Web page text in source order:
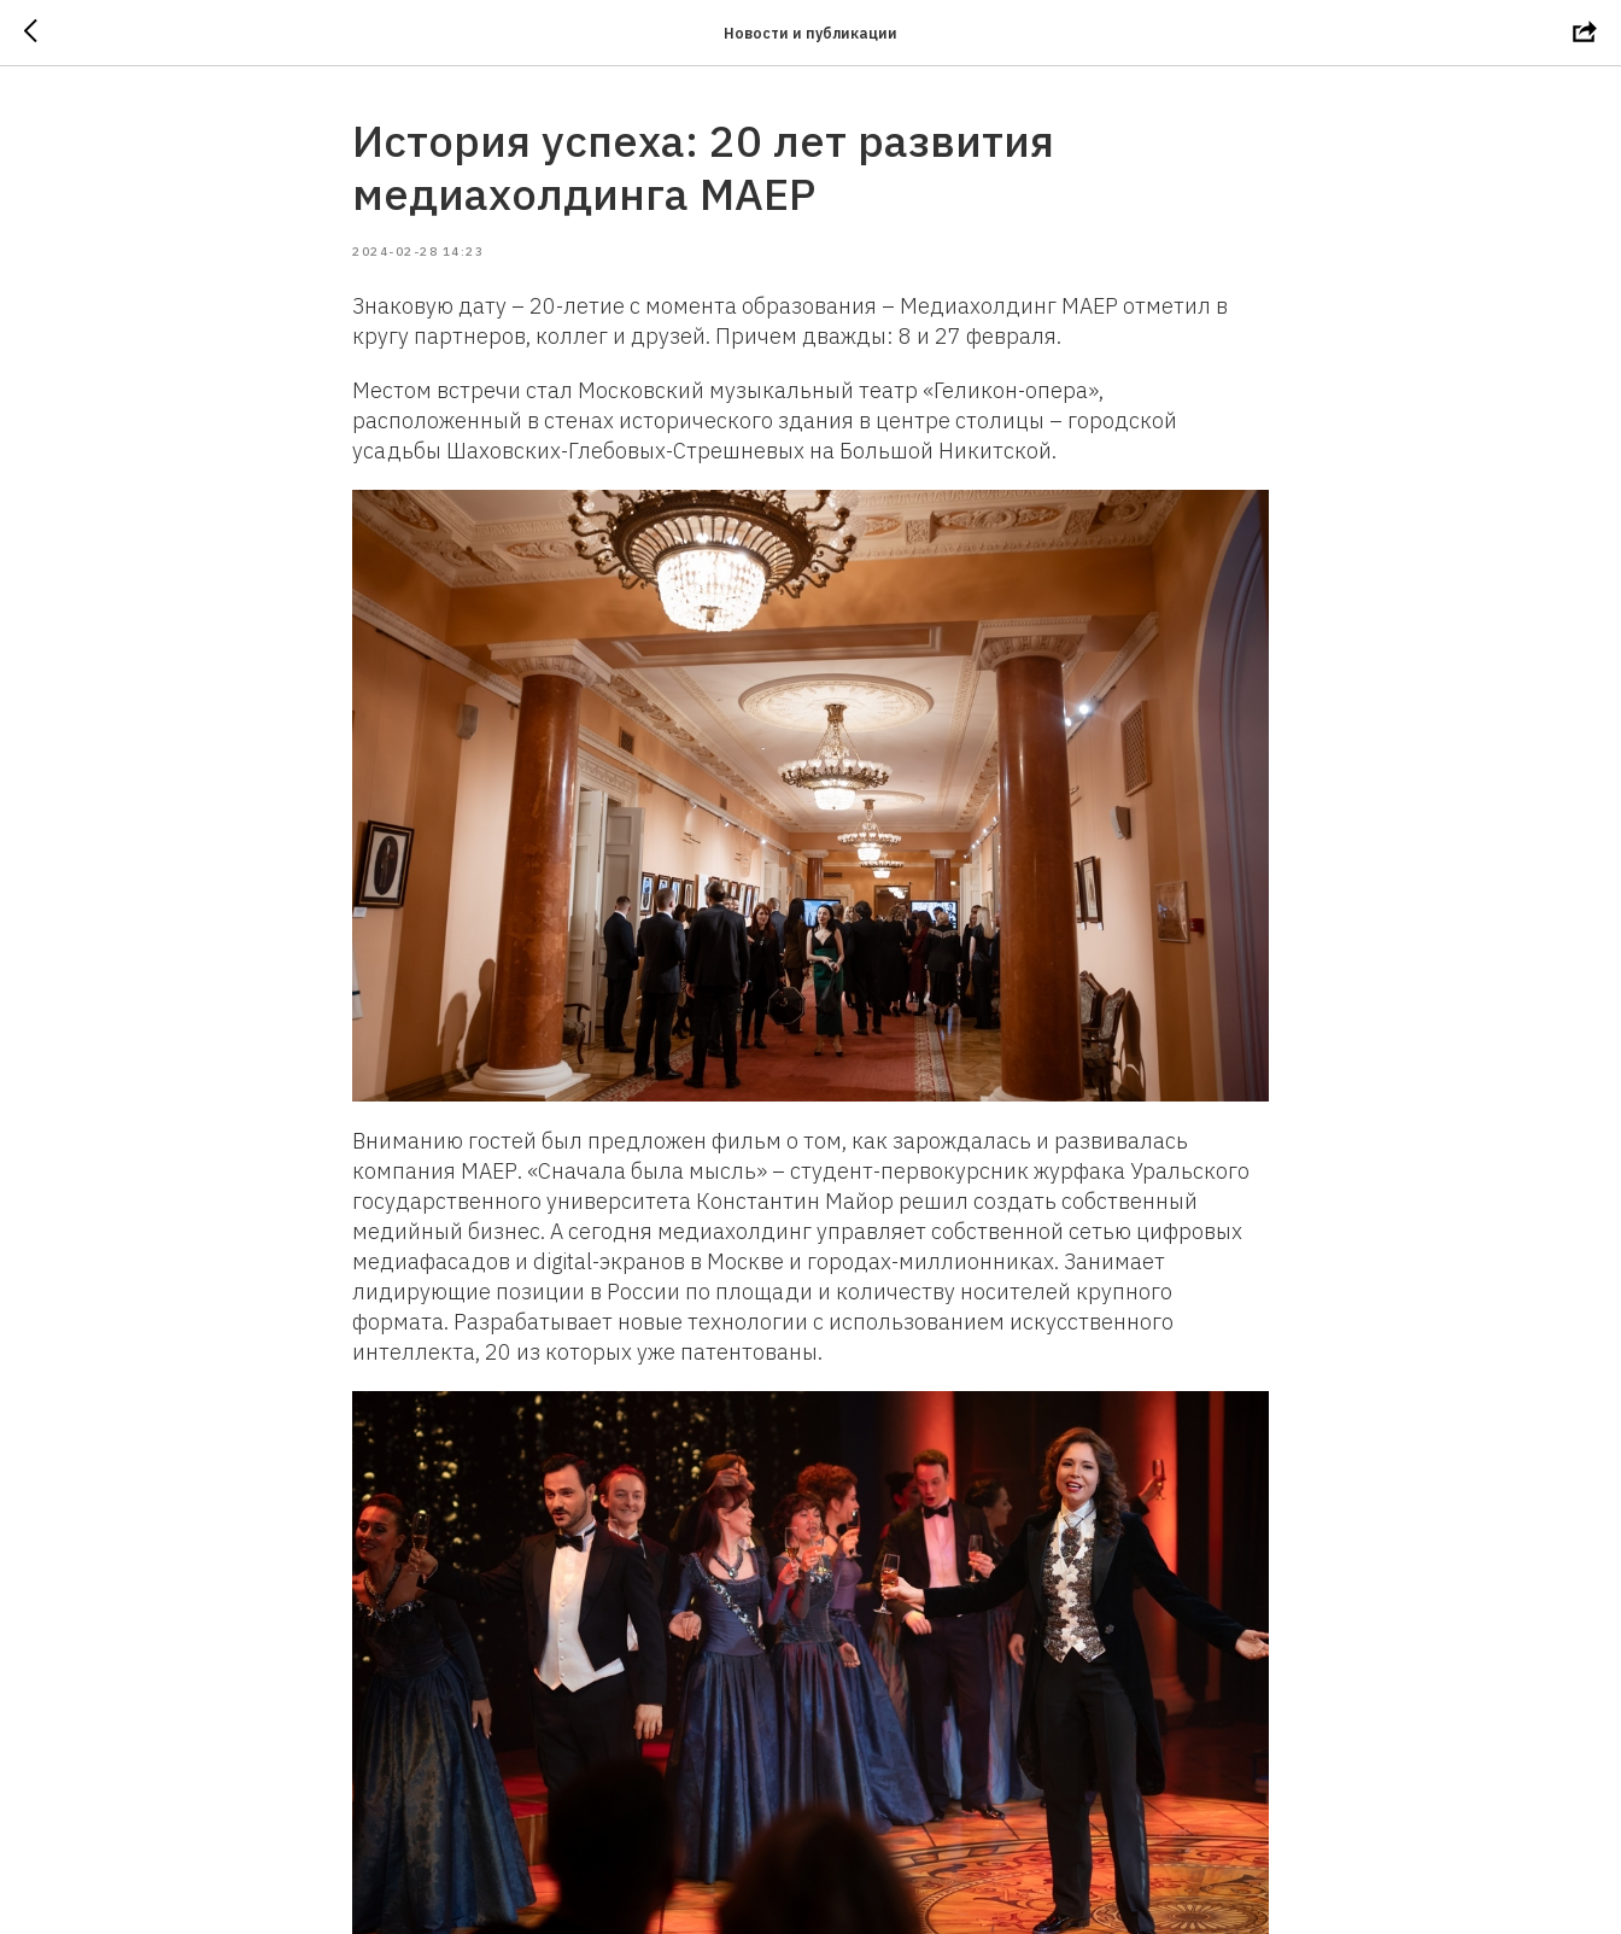
Новости и публикации
История успеха: 20 лет развития
медиахолдинга MАЕР
2024-02-28 14:23
Знаковую дату – 20-летие с момента образования – Медиахолдинг MАЕР отметил в
кругу партнеров, коллег и друзей. Причем дважды: 8 и 27 февраля.
Местом встречи стал Московский музыкальный театр «Геликон-опера»,
расположенный в стенах исторического здания в центре столицы – городской
усадьбы Шаховских-Глебовых-Стрешневых на Большой Никитской.
Вниманию гостей был предложен фильм о том, как зарождалась и развивалась
компания МАЕР. «Сначала была мысль» – студент-первокурсник журфака Уральского
государственного университета Константин Майор решил создать собственный
медийный бизнес. А сегодня медиахолдинг управляет собственной сетью цифровых
медиафасадов и digital-экранов в Москве и городах-миллионниках. Занимает
лидирующие позиции в России по площади и количеству носителей крупного
формата. Разрабатывает новые технологии с использованием искусственного
интеллекта, 20 из которых уже патентованы.